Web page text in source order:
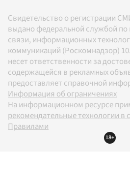
Свидетельство о регистрации
выдано федеральной службой по
связи, информационных
коммуникаций (Роскомнадзор)
несет ответственности за
содержащейся в рекламных
предоставляет справочной
Информация об ограничениях
На информационном ресурсе
рекомендательные технологии в
Правилами
18+